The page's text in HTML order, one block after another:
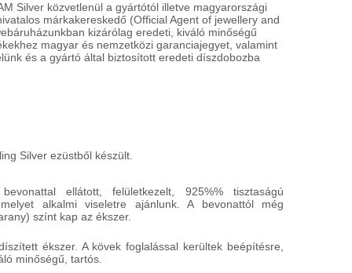
Silver közvetlenül a gyártótól illetve magyarországi
márkakereskedő (Official Agent of jewellery and
kizárólag eredeti, kiváló minőségű
magyar és nemzetközi garanciajegyet, valamint
és a gyártó által biztosított eredeti díszdobozba
Silver ezüstből készült.
ellátott, felületkezelt, 925%% tisztaságú
alkalmi viseletre ajánlunk. A bevonattól még
színt kap az ékszer.
ékszer. A kövek foglalással kerültek beépítésre,
minőségű, tartós.
HAIE
02H
900 HUF